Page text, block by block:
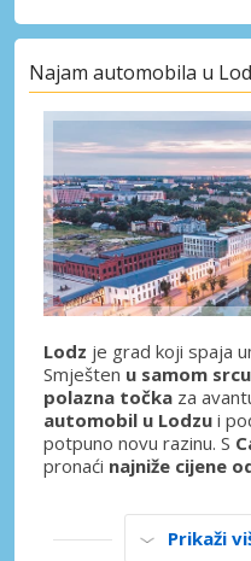
Najam automobila u
Lodz je grad koji spaja
Smješten u samom
polazna točka za
automobil u Lodzu i
potpuno novu razinu. S
pronaći najniže cijene
Prikaži